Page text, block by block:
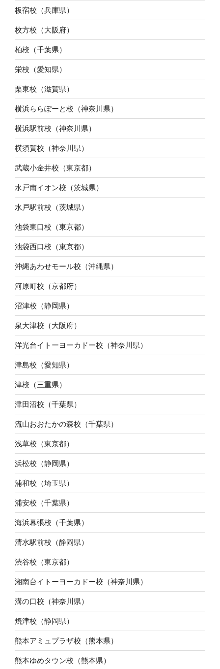
板宿校（兵庫県）
枚方校（大阪府）
柏校（千葉県）
栄校（愛知県）
栗東校（滋賀県）
横浜ららぽーと校（神奈川県）
横浜駅前校（神奈川県）
横須賀校（神奈川県）
武蔵小金井校（東京都）
水戸南イオン校（茨城県）
水戸駅前校（茨城県）
池袋東口校（東京都）
池袋西口校（東京都）
沖縄あわせモール校（沖縄県）
河原町校（京都府）
沼津校（静岡県）
泉大津校（大阪府）
洋光台イトーヨーカドー校（神奈川県）
津島校（愛知県）
津校（三重県）
津田沼校（千葉県）
流山おおたかの森校（千葉県）
浅草校（東京都）
浜松校（静岡県）
浦和校（埼玉県）
浦安校（千葉県）
海浜幕張校（千葉県）
清水駅前校（静岡県）
渋谷校（東京都）
湘南台イトーヨーカドー校（神奈川県）
溝の口校（神奈川県）
焼津校（静岡県）
熊本アミュプラザ校（熊本県）
熊本ゆめタウン校（熊本県）